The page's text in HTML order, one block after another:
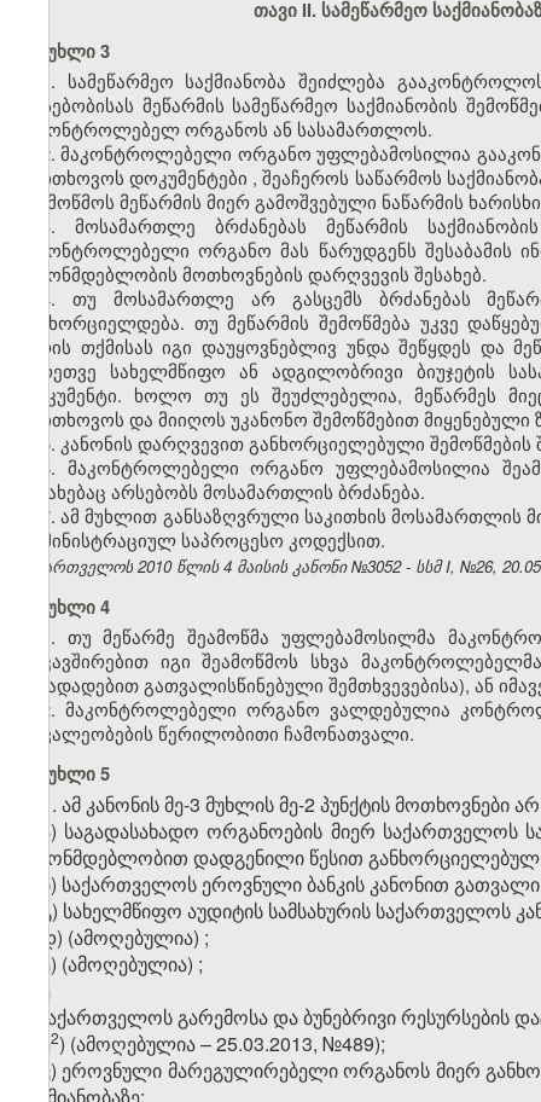
თავი II. სამეწარმეო
მუხლი 3
1. სამეწარმეო საქმიანობა შეიძლება
არსებობისას მეწარმის სამეწარმეო საქმიანობის
მაკონტროლებელ ორგანოს ან სასამართლოს.
2.მაკონტროლებელი ორგანო უფლებამოსილია
მოითხოვოს დოკუმენტები ,შეაჩეროს საწარმოს
შეამოწმოს მეწარმის მიერგამოშვებული ნაწარმის ხარისხი
3. მოსამართლე ბრძანებას მეწარმის
მაკონტროლებელი ორგანო მას წარუდგენს შესაბამის
კანონმდებლობის მოთხოვნების დარღვევის შესახებ.
4. თუ მოსამართლე არ გასცემს ბრძანებას
განხორციელდება. თუ მეწარმის შემოწმება უკვე
უარის თქმისას იგი დაუყოვნებლივ უნდა შეწყდეს და
აგრეთვე სახელმწიფო ან ადგილობრივი ბიუჯეტის
დოკუმენტი. ხოლო თუ ეს შეუძლებელია, მეწარმეს
მოითხოვოს და მიიღოს უკანონო შემოწმებით მიყენებული
5. კანონის დარღვევით განხორციელებული
6. მაკონტროლებელი ორგანო უფლებამოსილია
შესახებაც არსებობს მოსამართლის ბრძანება.
7. ამ მუხლით განსაზღვრული საკითხის მოსამართლის
ადმინისტრაციულ საპროცესო კოდექსით.
საქართველოს 2010 წლის 4 მაისის კანონი №3052 - სსმ I, №26,
მუხლი 4
1. თუ მეწარმე შეამოწმა უფლებამოსილმა
დაკავშირებით იგი შეამოწმოს სხვა
წინადადებით გათვალისწინებული შემთხვევებისა), ან
2. მაკონტროლებელი ორგანო ვალდებულია
მოვალეობების წერილობითი ჩამონათვალი.
მუხლი 5
1. ამ კანონის მე-3 მუხლის მე-2 პუნქტის მოთხოვნები
ა) საგადასახადო ორგანოების მიერ საქართველოს
კანონმდებლობით დადგენილი წესით
ბ) საქართველოს ეროვნული ბანკის კანონით
გ) სახელმწიფო აუდიტის სამსახურის საქართველოს
დ) (ამოღებულია) ;
ე) (ამოღებულია) ;
ე
საქართველოსგარემოსადაბუნებრივირესურსების
ე​2) (ამოღებულია – 25.03.2013, №489);
ვ) ეროვნული მარეგულირებელი ორგანოს მიერ